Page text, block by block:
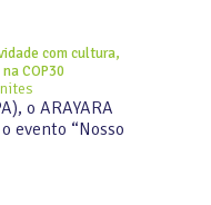
com cultura,
COP30
o ARAYARA
evento “Nosso